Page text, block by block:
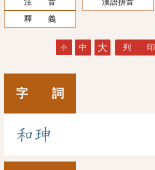
釋 義
小 中 大 列 印
字 詞
和珅